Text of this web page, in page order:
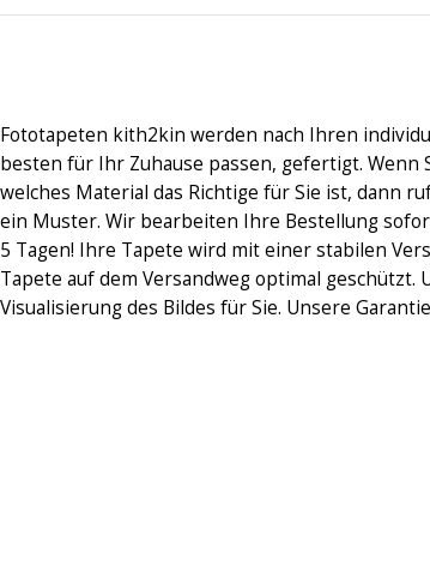
Fototapeten kith2kin werden nach Ihren
besten für Ihr Zuhause passen, gefertigt. Wenn
welches Material das Richtige für Sie ist, dann
ein Muster. Wir bearbeiten Ihre Bestellung
5 Tagen! Ihre Tapete wird mit einer stabilen
Tapete auf dem Versandweg optimal geschützt.
Visualisierung des Bildes für Sie. Unsere